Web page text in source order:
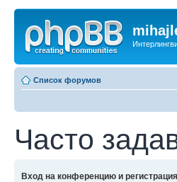
Список форумов
Часто
Вход на конференцию и регистрация